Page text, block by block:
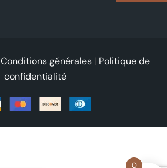
Conditions générales| Politique de
confidentialité
0